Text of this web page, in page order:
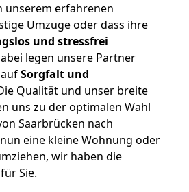
unserem erfahrenen
Umzüge oder dass ihre
und stressfrei
legen unsere Partner
Sorgfalt und
Qualität und unser breite
uns zu der optimalen Wahl
Saarbrücken nach
eine kleine Wohnung oder
wir haben die
Sie.